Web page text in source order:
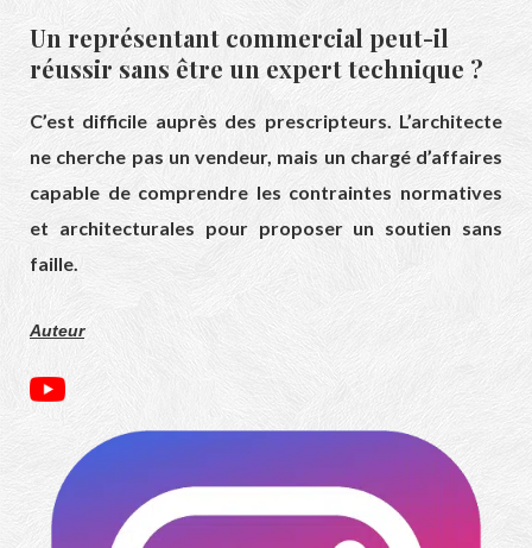
Un représentant commercial peut-il
réussir sans être un expert technique ?
C’est difficile auprès des prescripteurs. L’architecte
ne cherche pas un vendeur, mais un chargé d’affaires
capable de comprendre les contraintes normatives
et architecturales pour proposer un soutien sans
faille.
Auteur